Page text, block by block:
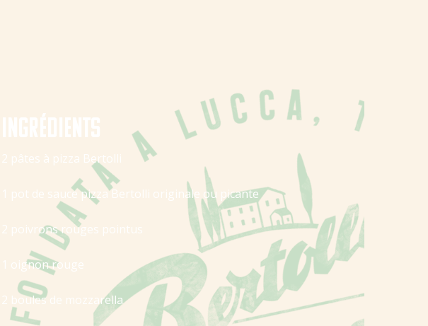
Ingrédients
2 pâtes à pizza Bertolli
1 pot de sauce pizza Bertolli originale ou picante
2 poivrons rouges pointus
1 oignon rouge
2 boules de mozzarella